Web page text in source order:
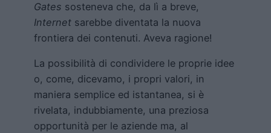
Gates sosteneva che, da lì a breve,
Internet sarebbe diventata la nuova
frontiera dei contenuti. Aveva ragione!
La possibilità di condividere le proprie idee
o, come, dicevamo, i propri valori, in
maniera semplice ed istantanea, si è
rivelata, indubbiamente, una preziosa
opportunità per le aziende ma, al